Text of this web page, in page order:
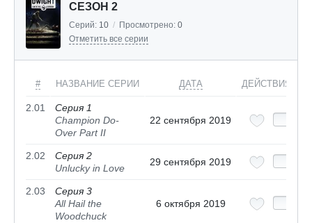
СЕЗОН 2
Серий: 10 / Просмотрено: 0
Отметить все серии
# НАЗВАНИЕ СЕРИИ ДАТА ДЕЙСТВИЯ
2.01
Серия 1
Champion Do-
Over Part II
22 сентября 2019
2.02
Серия 2
Unlucky in Love
29 сентября 2019
2.03
Серия 3
All Hail the
Woodchuck
6 октября 2019